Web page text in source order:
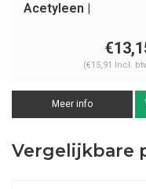
Acetyleen |
(€15,91 Incl.
Meer info
Vergelijkbare